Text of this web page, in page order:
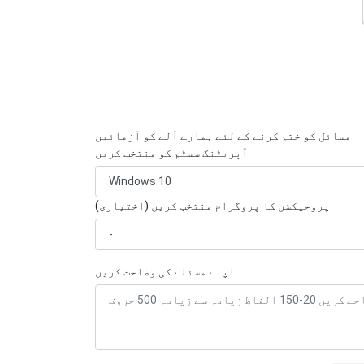
مسائل کو ختم کرنے کے لئے ہمارے آلے کو آزمائیں
آپریٹنگ سسٹم کو منتخب کریں
پروجیکشن کا پروگرام منتخب کریں (اختیاری)
اپنے مسئلے کی وضاحت کریں